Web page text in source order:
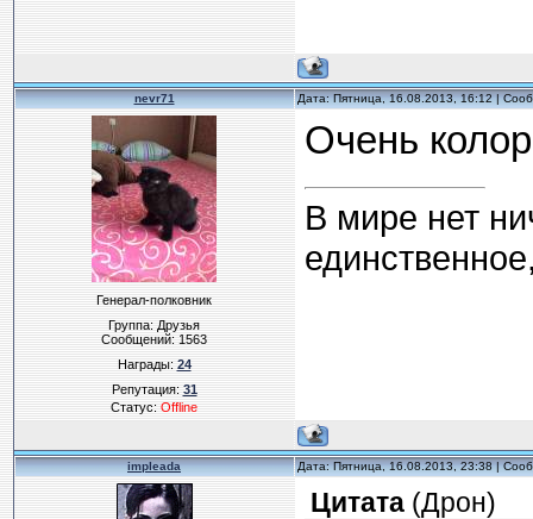
nevr71 Дата: Пятница, 16.08.2013, 16:12 |
Генерал-полковник
Группа: Друзья
Сообщений:1563
Награды:24
Репутация:31
Статус:Offline
Очень
В мире нет
impleada Дата: Пятница, 16.08.2013, 23:38 |
Цитата(Дрон)